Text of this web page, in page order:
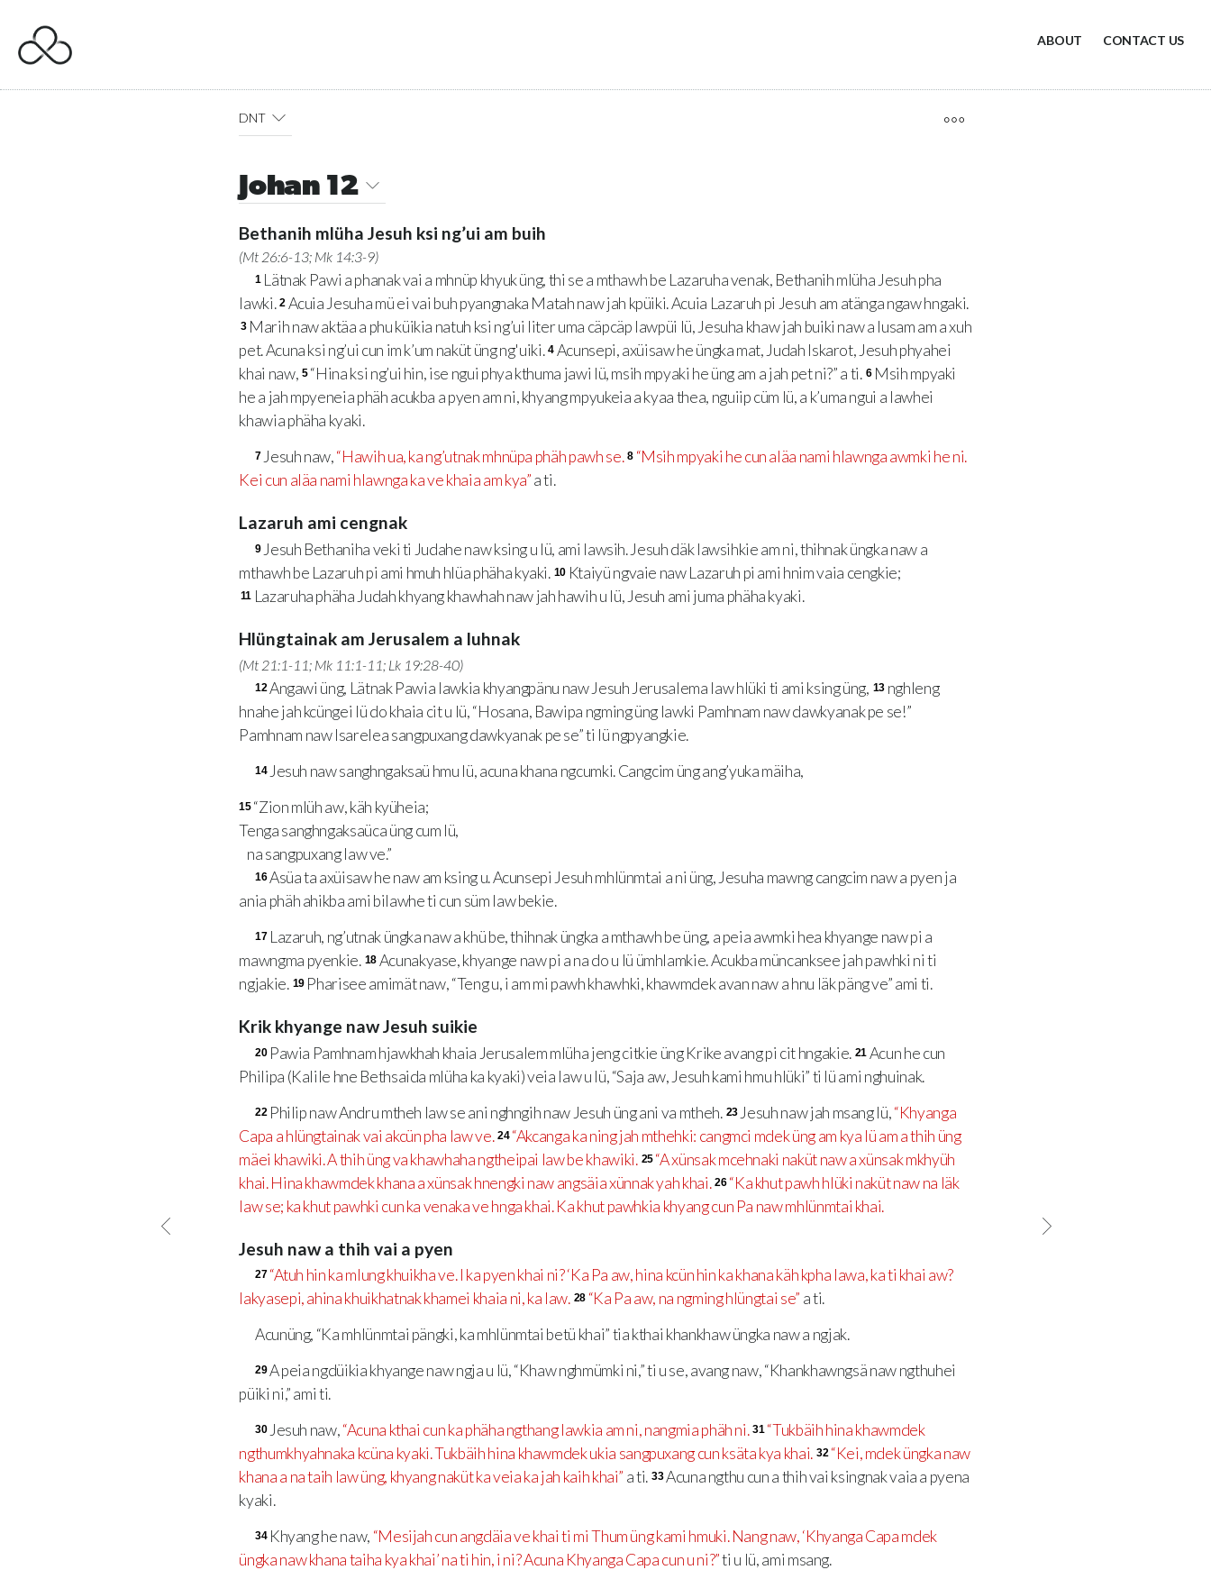
ABOUT CONTACT US
DNT
Johan 12
Bethanih mlüha Jesuh ksi ng’ui am buih
(Mt 26:6-13; Mk 14:3-9)
1 Lätnak Pawi a phanak vai a mhnüp khyuk üng, thi se a mthawh be Lazaruha venak, Bethanih mlüha Jesuh pha
lawki. 2 Acuia Jesuha mü ei vai buh pyangnaka Matah naw jah kpüiki. Acuia Lazaruh pi Jesuh am atänga ngaw hngaki.
3 Marih naw aktäa a phu küikia natuh ksi ng’ui liter uma cäpcäp lawpüi lü, Jesuha khaw jah buiki naw a lusam am a xuh
pet. Acuna ksi ng’ui cun im k’um naküt üng ng'uiki. 4 Acunsepi, axüisaw he üngka mat, Judah Iskarot, Jesuh phyahei
khai naw, 5 “Hina ksi ng’ui hin, ise ngui phya kthuma jawi lü, msih mpyaki he üng am a jah pet ni?” a ti. 6 Msih mpyaki
he a jah mpyeneia phäh acukba a pyen am ni, khyang mpyukeia a kyaa thea, nguiip cüm lü, a k’uma ngui a lawhei
khawia phäha kyaki.
7 Jesuh naw,“Hawih ua, ka ng’utnak mhnüpa phäh pawh se. 8 “Msih mpyaki he cun aläa nami hlawnga awmki he ni.
Kei cun aläa nami hlawnga ka ve khaia am kya”a ti.
Lazaruh ami cengnak
9 Jesuh Bethaniha veki ti Judahe naw ksing u lü, ami lawsih. Jesuh däk lawsihkie am ni, thihnak üngka naw a
mthawh be Lazaruh pi ami hmuh hlüa phäha kyaki. 10 Ktaiyü ngvaie naw Lazaruh pi ami hnim vaia cengkie;
11 Lazaruha phäha Judah khyang khawhah naw jah hawih u lü, Jesuh ami juma phäha kyaki.
Hlüngtainak am Jerusalem a luhnak
(Mt 21:1-11; Mk 11:1-11; Lk 19:28-40)
12Angawi üng, Lätnak Pawia lawkia khyangpänu naw Jesuh Jerusalema law hlüki ti ami ksing üng, 13 nghleng
hnahe jah kcüngei lü do khaia cit u lü, “Hosana, Bawipa ngming üng lawki Pamhnam naw dawkyanak pe se!”
Pamhnam naw Isarelea sangpuxang dawkyanak pe se” ti lü ngpyangkie.
14 Jesuh naw sanghngaksaü hmu lü, acuna khana ngcumki. Cangcim üng ang’yuka mäiha,
15 “Zion mlüh aw, käh kyüheia;
Tenga sanghngaksaüca üng cum lü,
na sangpuxang law ve.”
16Asüa ta axüisaw he naw am ksing u. Acunsepi Jesuh mhlünmtai a ni üng, Jesuha mawng cangcim naw a pyen ja
ania phäh ahikba ami bilawhe ti cun süm law bekie.
17 Lazaruh, ng’utnak üngka naw a khü be, thihnak üngka a mthawh be üng, a peia awmki hea khyange naw pi a
mawngma pyenkie. 18 Acunakyase, khyange naw pi a na do u lü ümhlamkie. Acukba müncanksee jah pawhki ni ti
ngjakie. 19 Pharisee amimät naw, “Teng u, i am mi pawh khawhki, khawmdek avan naw a hnu läk päng ve” ami ti.
Krik khyange naw Jesuh suikie
20 Pawia Pamhnam hjawkhah khaia Jerusalem mlüha jeng citkie üng Krike avang pi cit hngakie. 21 Acun he cun
Philipa (Kalile hne Bethsaida mlüha ka kyaki) veia law u lü, “Saja aw, Jesuh kami hmu hlüki” ti lü ami nghuinak.
22 Philip naw Andru mtheh law se ani nghngih naw Jesuh üng ani va mtheh. 23 Jesuh naw jah msang lü,“Khyanga
Capa a hlüngtainak vai akcün pha law ve. 24 “Akcanga ka ning jah mthehki: cangmci mdek üng am kya lü am a thih üng
mäei khawiki. A thih üng va khawhaha ngtheipai law be khawiki. 25 “A xünsak mcehnaki naküt naw a xünsak mkhyüh
khai. Hina khawmdek khana a xünsak hnengki naw angsäia xünnak yah khai. 26 “Ka khut pawh hlüki naküt naw na läk
law se; ka khut pawhki cun ka venaka ve hnga khai. Ka khut pawhkia khyang cun Pa naw mhlünmtai khai.
Jesuh naw a thih vai a pyen
27 “Atuh hin ka mlung khuikha ve. I ka pyen khai ni? ‘Ka Pa aw, hina kcün hin ka khana käh kpha lawa, ka ti khai aw?
Iakyasepi, ahina khuikhatnak khamei khaia ni, ka law. 28 “Ka Pa aw, na ngming hlüngtai se” a ti.
Acunüng, “Ka mhlünmtai pängki, ka mhlünmtai betü khai” tia kthai khankhaw üngka naw a ngjak.
29A peia ngdüikia khyange naw ngja u lü, “Khaw nghmümki ni,” ti u se, avang naw, “Khankhawngsä naw ngthuhei
püiki ni,” ami ti.
30 Jesuh naw,“Acuna kthai cun ka phäha ngthang lawkia am ni, nangmia phäh ni. 31 “Tukbäih hina khawmdek
ngthumkhyahnaka kcüna kyaki. Tukbäih hina khawmdek ukia sangpuxang cun ksäta kya khai. 32 “Kei, mdek üngka naw
khana a na taih law üng, khyang naküt ka veia ka jah kaih khai” a ti. 33Acuna ngthu cun a thih vai ksingnak vaia a pyena
kyaki.
34 Khyang he naw, “Mesijah cun angdäia ve khai ti mi Thum üng kami hmuki. Nang naw, ‘Khyanga Capa mdek
üngka naw khana taiha kya khai’ na ti hin, i ni? Acuna Khyanga Capa cun u ni?”ti u lü, ami msang.